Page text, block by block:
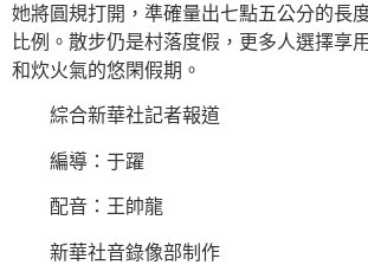
她將圓規打開，準確量出七點五公分的長
比例。散步仍是村落度假，更多人選擇享
和炊火氣的悠閑假期。
綜合新華社記者報道
編導：于躍
配音：王帥龍
新華社音錄像部制作